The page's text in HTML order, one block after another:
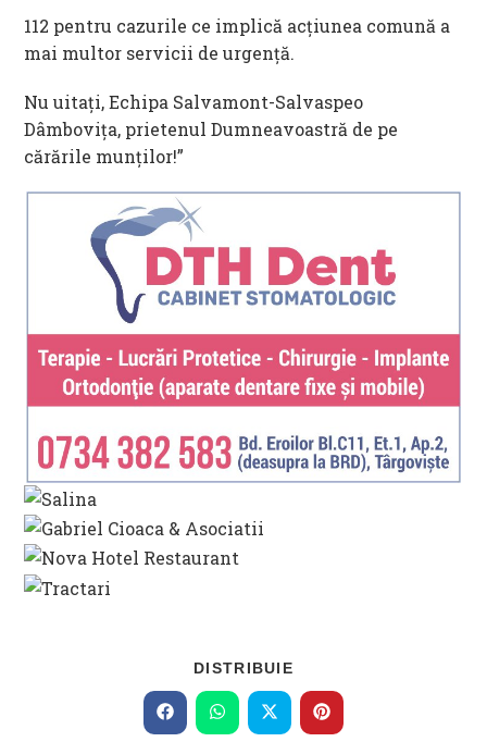
112 pentru cazurile ce implică acțiunea comună a
mai multor servicii de urgenţă.
Nu uitați, Echipa Salvamont-Salvaspeo
Dâmbovița, prietenul Dumneavoastră de pe
cărările munților!”
DISTRIBUIE
THIS
CONTENT
Opens
in
Opens
in
Opens
in
Opens
in